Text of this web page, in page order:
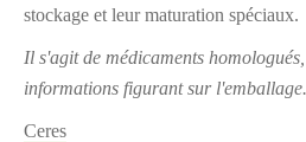
stockage et leur maturation spéciaux.
Il s'agit de médicaments
informations figurant sur l'emballage.
Ceres